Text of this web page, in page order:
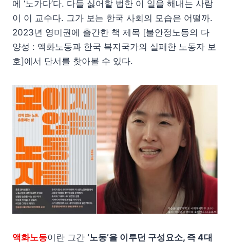
에 ‘노가다’다. 다들 싫어할 법한 이 일을 해내는 사람
이 이 교수다. 그가 보는 한국 사회의 모습은 어떨까.
2023년 영미권에 출간한 책 제목 [불안정노동의 다
양성 : 액화노동과 한국 복지국가의 실패한 노동자 보
호]에서 단서를 찾아볼 수 있다.
액화노동이란 그간 ‘노동’을 이루던 구성요소, 즉 4대